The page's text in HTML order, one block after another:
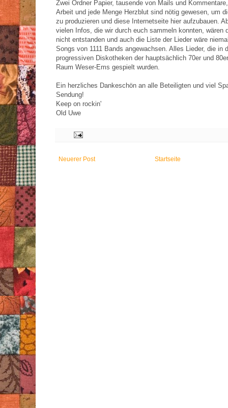
Zwei Ordner Papier, tausende von Mails und
Arbeit und jede Menge Herzblut sind nötig gewesen, um
zu produzieren und diese Internetseite hier aufzubauen.
vielen Infos, die wir durch euch sammeln konnten, wären
nicht entstanden und auch die Liste der Lieder wäre
Songs von 1111 Bands angewachsen. Alles Lieder, die in
progressiven Diskotheken der hauptsächlich 70er und
Raum Weser-Ems gespielt wurden.
Ein herzliches Dankeschön an alle Beteiligten und viel
Sendung!
Keep on rockin'
Old Uwe
Neuerer Post Startseite